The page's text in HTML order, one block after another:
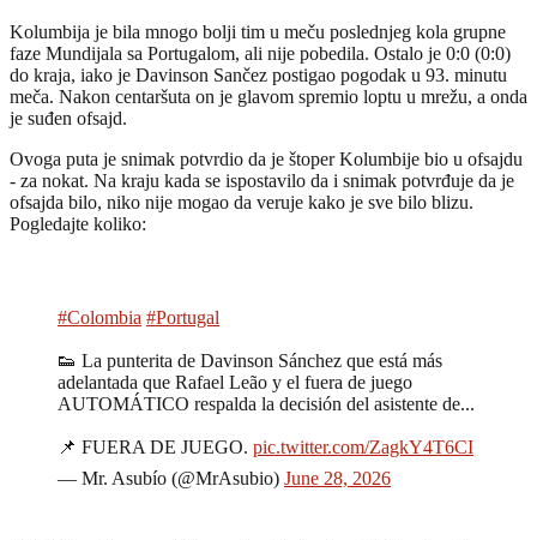
Kolumbija je bila mnogo bolji tim u meču poslednjeg kola grupne
faze Mundijala sa Portugalom, ali nije pobedila. Ostalo je 0:0 (0:0)
do kraja, iako je Davinson Sančez postigao pogodak u 93. minutu
meča. Nakon centaršuta on je glavom spremio loptu u mrežu, a onda
je suđen ofsajd.
Ovoga puta je snimak potvrdio da je štoper Kolumbije bio u ofsajdu
- za nokat. Na kraju kada se ispostavilo da i snimak potvrđuje da je
ofsajda bilo, niko nije mogao da veruje kako je sve bilo blizu.
Pogledajte koliko:
#Colombia #Portugal
👟 La punterita de Davinson Sánchez que está más
adelantada que Rafael Leão y el fuera de juego
AUTOMÁTICO respalda la decisión del asistente de...
📌 FUERA DE JUEGO. pic.twitter.com/ZagkY4T6CI
— Mr. Asubío (@MrAsubio) June 28, 2026